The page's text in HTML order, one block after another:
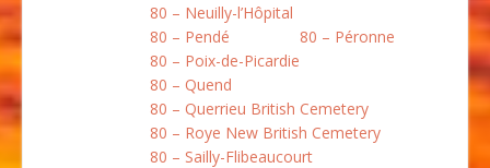
80 – Neuilly-l’Hôpital
80 – Pendé
80 – Péronne
80 – Poix-de-Picardie
80 – Quend
80 – Querrieu British Cemetery
80 – Roye New British Cemetery
80 – Sailly-Flibeaucourt